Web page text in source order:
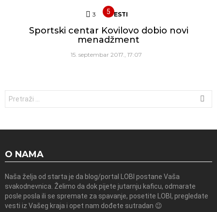
3 Komentara
VESTI
Sportski centar Kovilovo dobio novi
menadžment
15. septembar 2017., 17:07
O NAMA
Naša želja od starta je da blog/portal LOBI postane Vaša
svakodnevnica. Želimo da dok pijete jutarnju kaficu, odmarate
posle posla ili se spremate za spavanje, posetite LOBI, pregledate
vesti iz Vašeg kraja i opet nam dođete sutradan 😉